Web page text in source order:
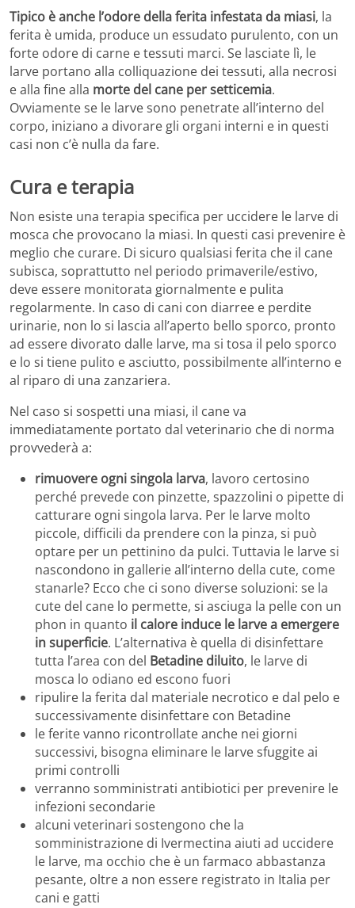
Tipico è anche l’odore della ferita infestata da miasi, la
ferita è umida, produce un essudato purulento, con un
forte odore di carne e tessuti marci. Se lasciate lì, le
larve portano alla colliquazione dei tessuti, alla necrosi
e alla fine alla morte del cane per setticemia.
Ovviamente se le larve sono penetrate all’interno del
corpo, iniziano a divorare gli organi interni e in questi
casi non c’è nulla da fare.
Cura e terapia
Non esiste una terapia specifica per uccidere le larve di
mosca che provocano la miasi. In questi casi prevenire è
meglio che curare. Di sicuro qualsiasi ferita che il cane
subisca, soprattutto nel periodo primaverile/estivo,
deve essere monitorata giornalmente e pulita
regolarmente. In caso di cani con diarree e perdite
urinarie, non lo si lascia all’aperto bello sporco, pronto
ad essere divorato dalle larve, ma si tosa il pelo sporco
e lo si tiene pulito e asciutto, possibilmente all’interno e
al riparo di una zanzariera.
Nel caso si sospetti una miasi, il cane va
immediatamente portato dal veterinario che di norma
provvederà a:
rimuovere ogni singola larva, lavoro certosino
perché prevede con pinzette, spazzolini o pipette di
catturare ogni singola larva. Per le larve molto
piccole, difficili da prendere con la pinza, si può
optare per un pettinino da pulci. Tuttavia le larve si
nascondono in gallerie all’interno della cute, come
stanarle? Ecco che ci sono diverse soluzioni: se la
cute del cane lo permette, si asciuga la pelle con un
phon in quanto il calore induce le larve a emergere
in superficie. L’alternativa è quella di disinfettare
tutta l’area con del Betadine diluito, le larve di
mosca lo odiano ed escono fuori
ripulire la ferita dal materiale necrotico e dal pelo e
successivamente disinfettare con Betadine
le ferite vanno ricontrollate anche nei giorni
successivi, bisogna eliminare le larve sfuggite ai
primi controlli
verranno somministrati antibiotici per prevenire le
infezioni secondarie
alcuni veterinari sostengono che la
somministrazione di Ivermectina aiuti ad uccidere
le larve, ma occhio che è un farmaco abbastanza
pesante, oltre a non essere registrato in Italia per
cani e gatti